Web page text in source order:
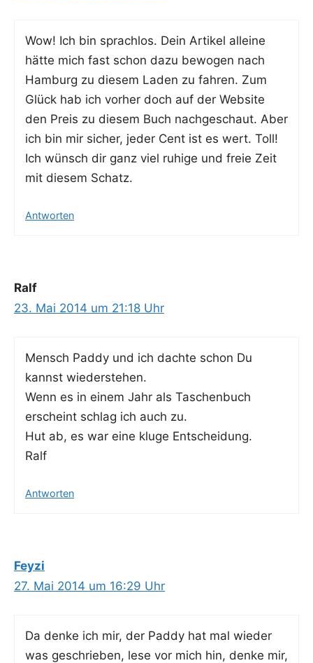
Wow! Ich bin sprach­los. Dein Arti­kel allei­ne
hät­te mich fast schon dazu bewo­gen nach
Ham­burg zu die­sem Laden zu fah­ren. Zum
Glück hab ich vor­her doch auf der Web­site
den Preis zu die­sem Buch nach­ge­schaut. Aber
ich bin mir sicher, jeder Cent ist es wert. Toll!
Ich wünsch dir ganz viel ruhi­ge und freie Zeit
mit die­sem Schatz.
Antworten
Ralf
23. Mai 2014 um 21:18 Uhr
Mensch Pad­dy und ich dach­te schon Du
kannst wiederstehen.
Wenn es in einem Jahr als Taschen­buch
erscheint schlag ich auch zu.
Hut ab, es war eine klu­ge Entscheidung.
Ralf
Antworten
Feyzi
27. Mai 2014 um 16:29 Uhr
Da den­ke ich mir, der Pad­dy hat mal wie­der
was geschrie­ben, lese vor mich hin, den­ke mir,